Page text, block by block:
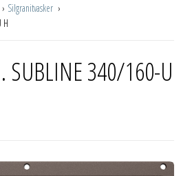
Silgranitvasker
H
SUBLINE 340/160-U